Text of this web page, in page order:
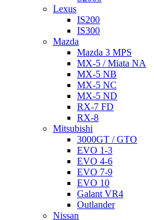
Lexus
IS200
IS300
Mazda
Mazda 3 MPS
MX-5 / Miata NA
MX-5 NB
MX-5 NC
MX-5 ND
RX-7 FD
RX-8
Mitsubishi
3000GT / GTO
EVO 1-3
EVO 4-6
EVO 7-9
EVO 10
Galant VR4
Outlander
Nissan